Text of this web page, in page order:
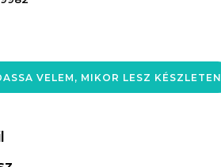
VELEM, MIKOR LESZ KÉSZLETEN